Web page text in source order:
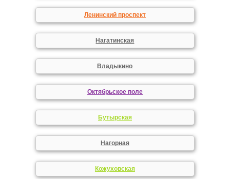
Ленинский проспект
Нагатинская
Владыкино
Октябрьское поле
Бутырская
Нагорная
Кожуховская